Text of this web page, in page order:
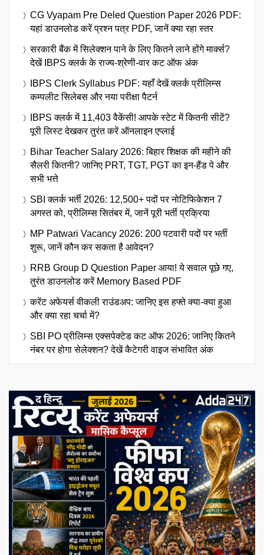
CG Vyapam Pre Deled Question Paper 2026 PDF:
यहां डाउनलोड करें प्रश्न पत्र PDF, जानें क्या रहा स्तर
सरकारी बैंक में सिलेक्शन पाने के लिए कितने लाने होंगे मार्क्स?
देखें IBPS क्लर्क के राज्य-श्रेणी-वार कट ऑफ अंक
IBPS Clerk Syllabus PDF: यहाँ देखें क्लर्क प्रीलिम्स
कम्पलीट सिलेबस और नया परीक्षा पैटर्न
IBPS क्लर्क में 11,403 वैकेंसी! आपके स्टेट में कितनी सीटें?
पूरी लिस्ट देखकर तुरंत करें ऑनलाइन एप्लाई
Bihar Teacher Salary 2026: बिहार शिक्षक की महीने की
सैलरी कितनी? जानिए PRT, TGT, PGT का इन-हैंड पे और
सभी भत्ते
SBI क्लर्क भर्ती 2026: 12,500+ पदों पर नोटिफिकेशन 7
अगस्त को, प्रीलिम्स सितंबर में, जानें पूरी भर्ती प्रक्रिया
MP Patwari Vacancy 2026: 200 पटवारी पदों पर भर्ती
शुरू, जानें कौन कर सकता है आवेदन?
RRB Group D Question Paper आया! ये सवाल पूछे गए,
तुरंत डाउनलोड करें Memory Based PDF
करेंट अफेयर्स वीकली राउंडअप: जानिए इस हफ्ते क्या-क्या हुआ
और क्या रहा चर्चा में?
SBI PO प्रीलिम्स एक्सपेक्टेड कट ऑफ 2026: जानिए कितने
नंबर पर होगा सेलेक्शन? देखें कैटेगरी वाइज संभावित अंक